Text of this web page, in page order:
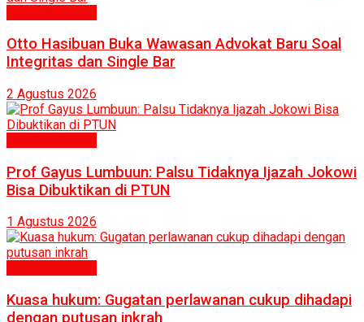
Otto Hasibuan Buka Wawasan Advokat Baru Soal
Integritas dan Single Bar
2 Agustus 2026
Prof Gayus Lumbuun: Palsu Tidaknya Ijazah Jokowi
Bisa Dibuktikan di PTUN
1 Agustus 2026
Kuasa hukum: Gugatan perlawanan cukup dihadapi
dengan putusan inkrah